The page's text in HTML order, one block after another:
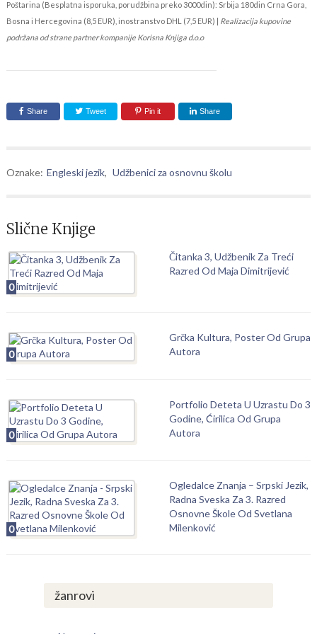
Poštarina (Besplatna isporuka, porudžbina preko 3000din): Srbija 180din Crna Gora,
Bosna i Hercegovina (8,5 EUR), inostranstvo DHL (7,5 EUR) | Realizacija kupovine
podržana od strane partner kompanije Korisna Knjiga d.o.o
Share Tweet Pin it Share
Oznake: Engleski jezik, Udžbenici za osnovnu školu
Slične Knjige
0
Čitanka 3, Udžbenik Za Treći
Razred Od Maja Dimitrijević
0
Grčka Kultura, Poster Od Grupa
Autora
0
Portfolio Deteta U Uzrastu Do 3
Godine, Ćirilica Od Grupa
Autora
0
Ogledalce Znanja – Srpski Jezik,
Radna Sveska Za 3. Razred
Osnovne Škole Od Svetlana
Milenković
žanrovi